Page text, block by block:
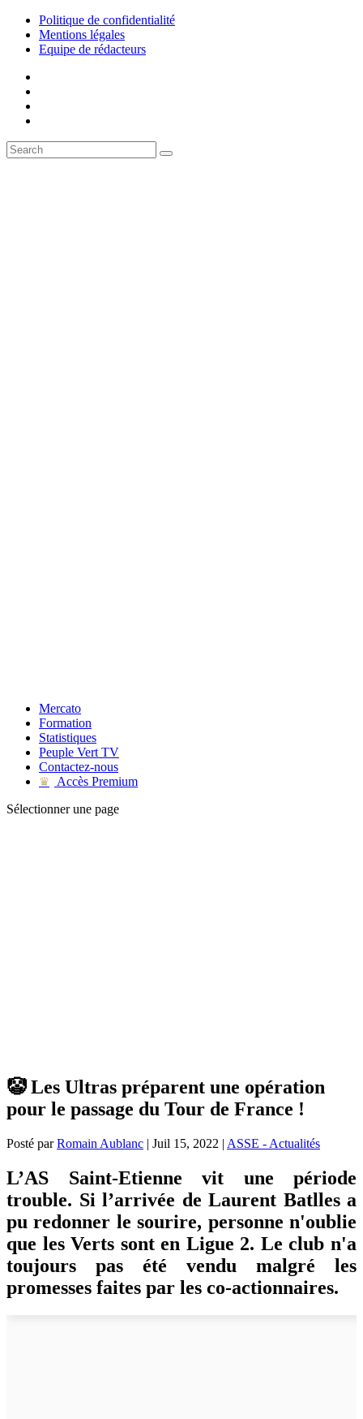
Politique de confidentialité
Mentions légales
Equipe de rédacteurs
Mercato
Formation
Statistiques
Peuple Vert TV
Contactez-nous
♛
Accès Premium
Sélectionner une page
🤡 Les Ultras préparent une opération
pour le passage du Tour de France !
Posté parRomain Aublanc | Juil 15, 2022 | ASSE - Actualités
L’AS Saint-Etienne vit une période
trouble. Si l’arrivée de Laurent Batlles a
pu redonner le sourire, personne n'oublie
que les Verts sont en Ligue 2. Le club n'a
toujours pas été vendu malgré les
promesses faites par les co-actionnaires.